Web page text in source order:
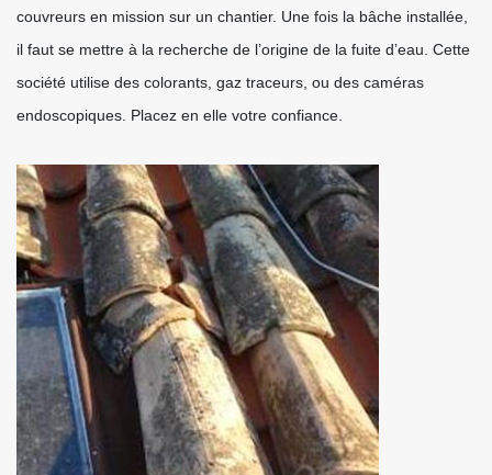
couvreurs en mission sur un chantier. Une fois la bâche installée,
il faut se mettre à la recherche de l’origine de la fuite d’eau. Cette
société utilise des colorants, gaz traceurs, ou des caméras
endoscopiques. Placez en elle votre confiance.